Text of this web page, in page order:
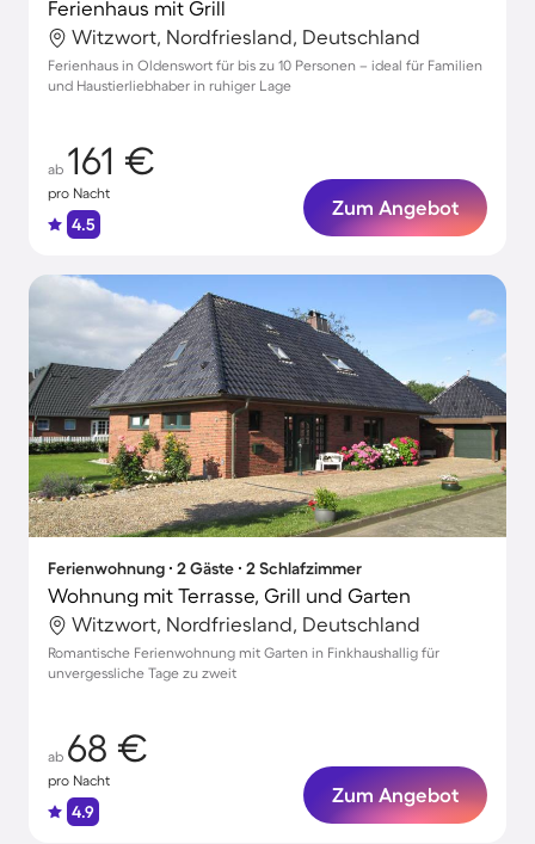
Ferienhaus mit Grill
Witzwort, Nordfriesland, Deutschland
Ferienhaus in Oldenswort für bis zu 10 Personen – ideal für Familien
und Haustierliebhaber in ruhiger Lage
ab 161 €
pro Nacht
4.5
Zum Angebot
Ferienwohnung ∙ 2 Gäste ∙ 2 Schlafzimmer
Wohnung mit Terrasse, Grill und Garten
Witzwort, Nordfriesland, Deutschland
Romantische Ferienwohnung mit Garten in Finkhaushallig für
unvergessliche Tage zu zweit
ab 68 €
pro Nacht
4.9
Zum Angebot